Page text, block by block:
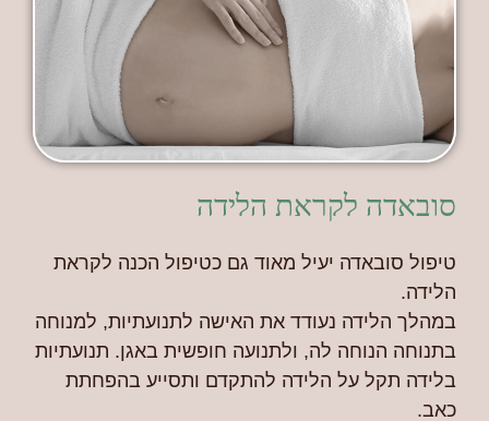
סובאדה לקראת הלידה
טיפול סובאדה יעיל מאוד גם כטיפול הכנה לקראת
הלידה.
במהלך הלידה נעודד את האישה לתנועתיות, למנוחה
בתנוחה הנוחה לה, ולתנועה חופשית באגן. תנועתיות
בלידה תקל על הלידה להתקדם ותסייע בהפחתת
כאב.